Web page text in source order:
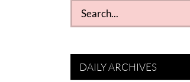
Search
for:
DAILY ARCHIVES